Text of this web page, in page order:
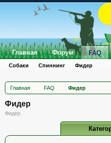
Главная FAQ Фидер
Фидер
Фидер
Главная Форум FAQ
Собаки Спиннинг Фидер